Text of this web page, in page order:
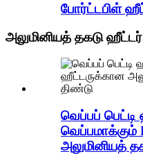
போர்ட்டபிள்
அலுமினியத் தகடு ஹீட்டர்
வெப்பப்
அலுமினியத்